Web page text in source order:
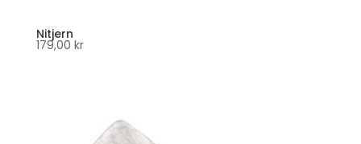
Nitjern
179,00 kr